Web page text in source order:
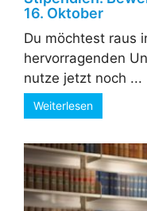
16. Oktober
Du möchtest raus
hervorragenden
nutze jetzt noch ...
Weiterlesen